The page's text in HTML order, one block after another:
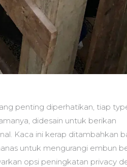
penting diperhatikan, tiap
didesain untuk berikan
Kaca ini kerap ditambahkan
untuk mengurangi embun
opsi peningkatan privacy